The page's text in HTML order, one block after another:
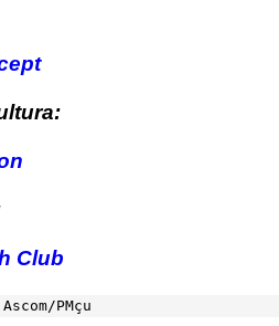
Club
Ascom/PMçu